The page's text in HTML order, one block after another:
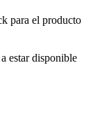
para el producto
estar disponible